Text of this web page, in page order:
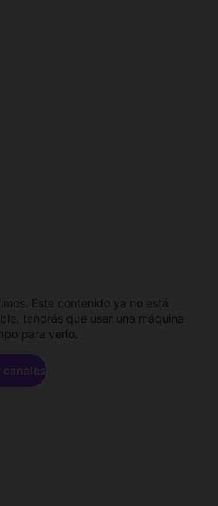
Este contenido ya no está
tendrás que usar una máquina
para verlo.
canales